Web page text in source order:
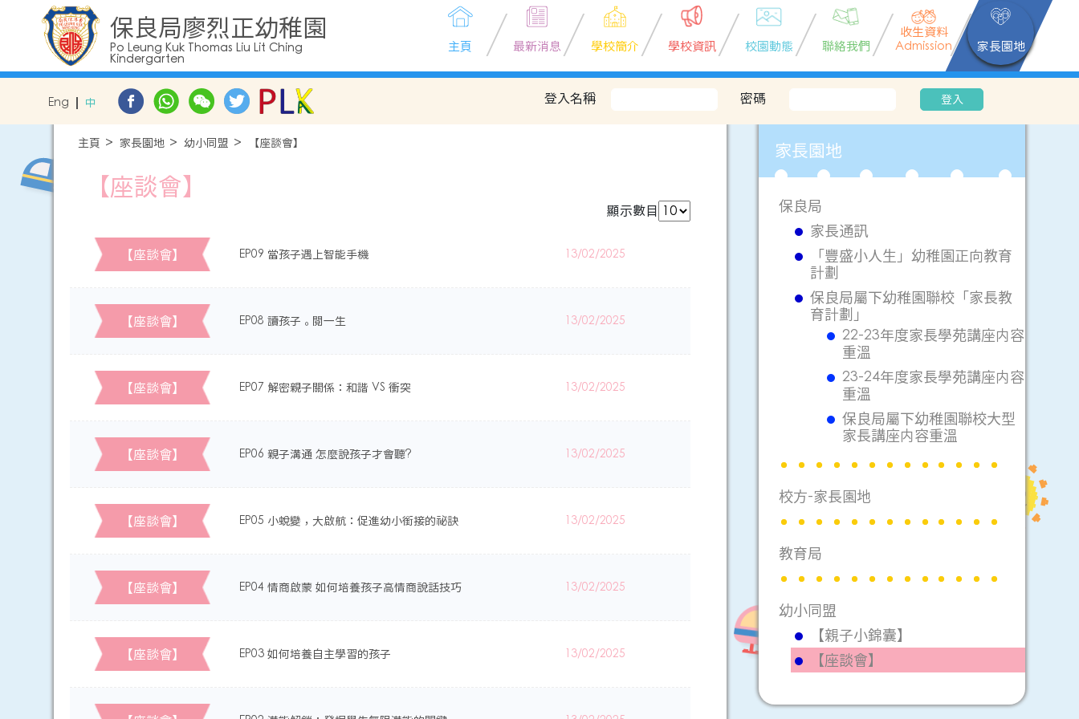
保良局廖烈正幼稚園
Po Leung Kuk Thomas Liu Lit Ching
Kindergarten
主頁 最新消息 學校簡介 學校資訊 校園動態 聯絡我們
收生資料
Admission
家長園地
Eng 中 登入名稱 密碼 登入
主頁 家長園地 幼小同盟 【座談會】
【座談會】
顯示數目
【座談會】 EP09 當孩子遇上智能手機 13/02/2025
【座談會】 EP08 讀孩子。閱一生 13/02/2025
【座談會】 EP07 解密親子關係：和諧 VS 衝突 13/02/2025
【座談會】 EP06 親子溝通 怎麼說孩子才會聽? 13/02/2025
【座談會】 EP05 小蛻變，大啟航：促進幼小銜接的祕訣 13/02/2025
【座談會】 EP04 情商啟蒙 如何培養孩子高情商說話技巧 13/02/2025
【座談會】 EP03 如何培養自主學習的孩子 13/02/2025
家長園地
保良局
家長通訊
「豐盛小人生」幼稚園正向教育
計劃
保良局屬下幼稚園聯校「家長教
育計劃」
22-23年度家長學苑講座内容
重溫
23-24年度家長學苑講座内容
重溫
保良局屬下幼稚園聯校大型
家長講座内容重溫
校方-家長園地
教育局
幼小同盟
【親子小錦囊】
【座談會】